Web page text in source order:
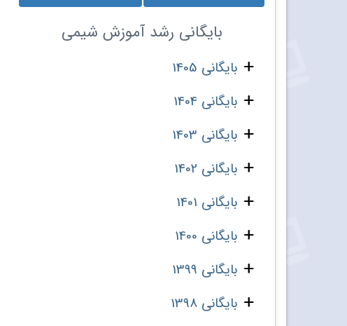
بایگانی رشد آموزش شیمی
بایگانی 1405
بایگانی 1404
بایگانی 1403
بایگانی 1402
بایگانی 1401
بایگانی 1400
بایگانی 1399
بایگانی 1398